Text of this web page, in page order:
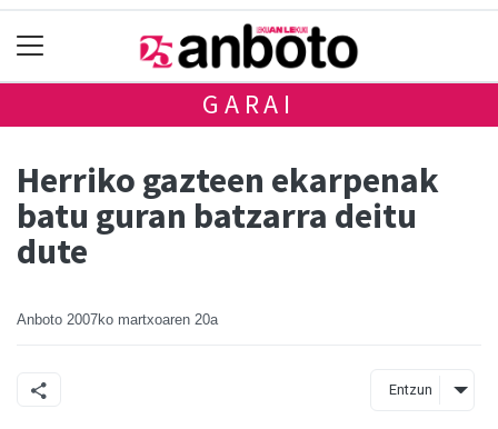
GARAI
Herriko gazteen ekarpenak
batu guran batzarra deitu
dute
Anboto 2007ko martxoaren 20a
Entzun